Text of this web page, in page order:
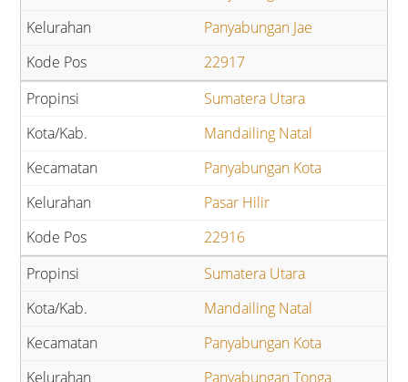
Panyabungan Jae
22917
Sumatera Utara
Mandailing Natal
Panyabungan Kota
Pasar Hilir
22916
Sumatera Utara
Mandailing Natal
Panyabungan Kota
Panyabungan Tonga